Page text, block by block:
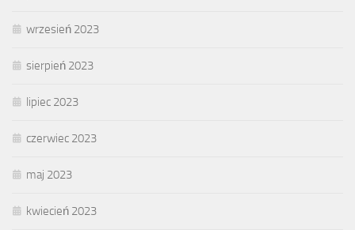
wrzesień 2023
sierpień 2023
lipiec 2023
czerwiec 2023
maj 2023
kwiecień 2023